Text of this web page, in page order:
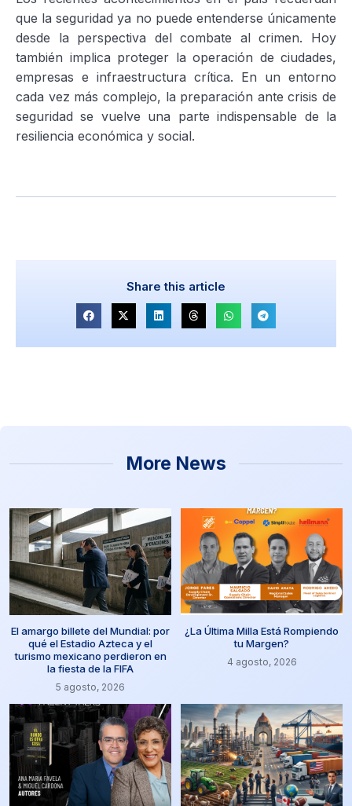
que la seguridad ya no puede entenderse únicamente
desde la perspectiva del combate al crimen. Hoy
también implica proteger la operación de ciudades,
empresas e infraestructura crítica. En un entorno
cada vez más complejo, la preparación ante crisis de
seguridad se vuelve una parte indispensable de la
resiliencia económica y social.
Share this article
More News
El amargo billete del Mundial: por
qué el Estadio Azteca y el
turismo mexicano perdieron en
la fiesta de la FIFA
5 agosto, 2026
¿La Última Milla Está Rompiendo
tu Margen?
4 agosto, 2026